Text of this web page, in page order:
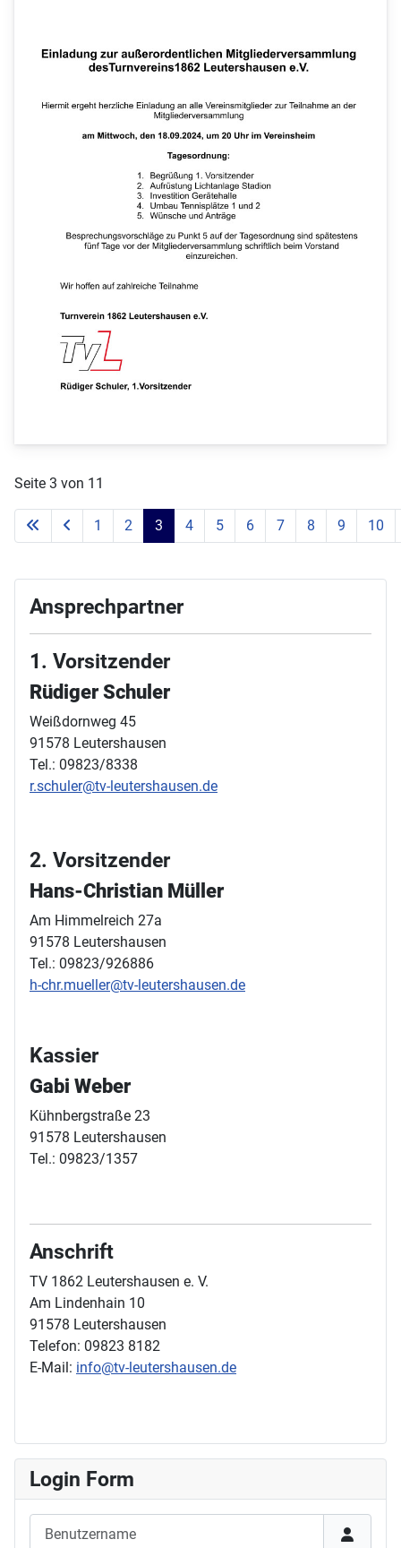
Seite 3 von 11
1 2 3 4 5 6 7 8 9 10
Ansprechpartner
1. Vorsitzender
Rüdiger Schuler
Weißdornweg 45
91578 Leutershausen
Tel.: 09823/8338
r.schuler@tv-leutershausen.de
2. Vorsitzender
Hans-Christian Müller
Am Himmelreich 27a
91578 Leutershausen
Tel.: 09823/926886
h-chr.mueller@tv-leutershausen.de
Kassier
Gabi Weber
Kühnbergstraße 23
91578 Leutershausen
Tel.: 09823/1357
Anschrift
TV 1862 Leutershausen e. V.
Am Lindenhain 10
91578 Leutershausen
Telefon: 09823 8182
E-Mail: info@tv-leutershausen.de
Login Form